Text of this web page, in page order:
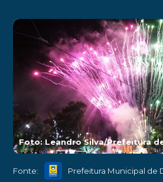
Foto: Leandro Silva/Prefeitura
Fonte: Prefeitura Municipal de